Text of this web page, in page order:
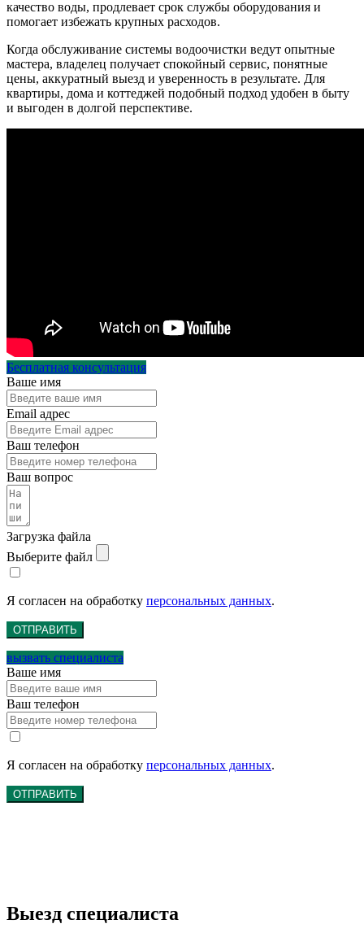
качество воды, продлевает срок службы оборудования и
помогает избежать крупных расходов.
Когда обслуживание системы водоочистки ведут опытные
мастера, владелец получает спокойный сервис, понятные
цены, аккуратный выезд и уверенность в результате. Для
квартиры, дома и коттеджей подобный подход удобен в быту
и выгоден в долгой перспективе.
Бесплатная консультация
Ваше имя
Email адрес
Ваш телефон
Ваш вопрос
Загрузка файла
Выберите файл
Я согласен на обработку персональных данных.
ОТПРАВИТЬ
вызвать специалиста
Ваше имя
Ваш телефон
Я согласен на обработку персональных данных.
ОТПРАВИТЬ
Выезд специалиста